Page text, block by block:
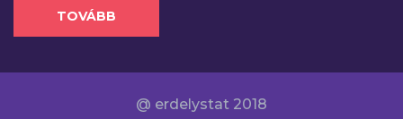
TOVÁBB
@ erdelystat 2018